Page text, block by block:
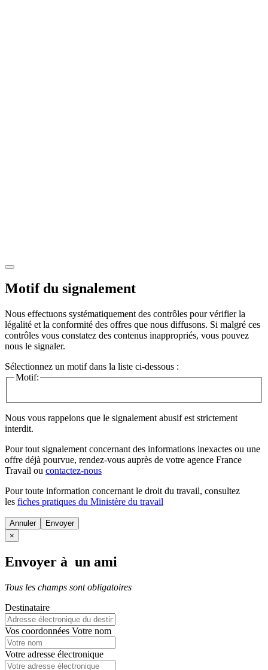
Motif du signalement
Nous effectuons systématiquement des contrôles pour vérifier la
légalité et la conformité des offres que nous diffusons. Si malgré ces
contrôles vous constatez des contenus inappropriés, vous pouvez
nous le signaler.
Sélectionnez un motif dans la liste ci-dessous :
Motif:
Nous vous rappelons que le signalement abusif est strictement
interdit.
Pour tout signalement concernant des informations inexactes ou une
offre déjà pourvue, rendez-vous auprès de votre agence France
Travail ou contactez-nous
Pour toute information concernant le droit du travail, consultez
les fiches pratiques du Ministère du travail
Annuler
×
Envoyer à un ami
Tous les champs sont obligatoires
Destinataire
Vos coordonnées Votre nom
Votre adresse électronique